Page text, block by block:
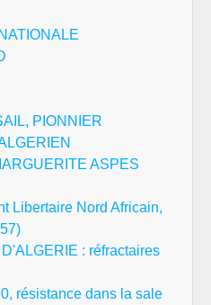
PIONNIER
ASPES
Libertaire Nord Africain,
: réfractaires
résistance dans la sale